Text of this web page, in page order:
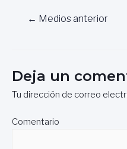
entradas
← Medios anterior
Deja un
Tu dirección de correo
Comentario